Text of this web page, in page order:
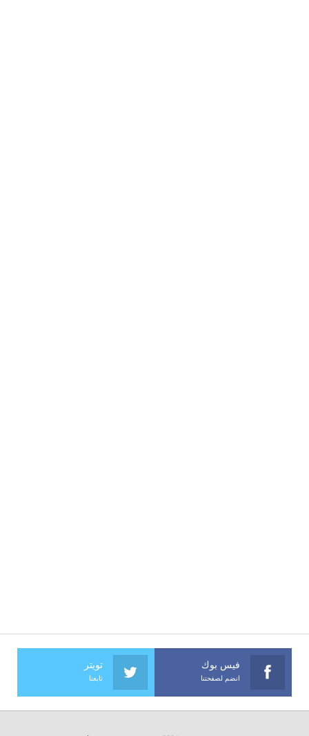
فيس بوك
انضم لصفحتنا
تويتر
تابعنا